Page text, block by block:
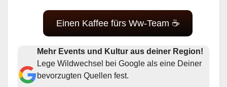
Einen Kaffee fürs Ww-Team ☕
Mehr Events und Kultur aus deiner Region!
Lege Wildwechsel bei Google als eine Deiner
bevorzugten Quellen fest.